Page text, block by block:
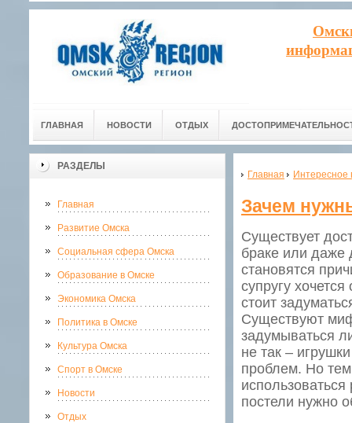
ГЛАВНАЯ НОВОСТИ ОТДЫХ
РАЗДЕЛЫ
Главная
Развитие Омска
Социальная сфера Омска
Образование в Омске
Экономика Омска
Политика в Омске
Культура Омска
Спорт в Омске
Новости
Отдых
Главная Интересное
Зачем
Существует
браке или даже
становятся
супругу
стоит
Существуют
задумываться
не так –
проблем. Но
постели нужно